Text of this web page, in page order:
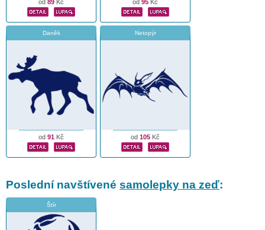
od 89 Kč od 95 Kč
Daněk
od 91 Kč
Netopýr
od 105 Kč
Poslední navštívené samolepky na zeď:
Štír